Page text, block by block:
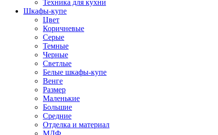
Техника для кухни
Шкафы-купе
Цвет
Коричневые
Серые
Темные
Черные
Светлые
Белые шкафы-купе
Венге
Размер
Маленькие
Большие
Средние
Отделка и материал
МДФ